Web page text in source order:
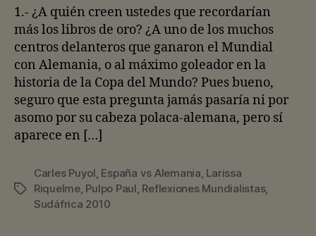
entrada
entrada
1.- ¿A quién creen ustedes que recordarían
más los libros de oro? ¿A uno de los muchos
centros delanteros que ganaron el Mundial
con Alemania, o al máximo goleador en la
historia de la Copa del Mundo? Pues bueno,
seguro que esta pregunta jamás pasaría ni por
asomo por su cabeza polaca-alemana, pero sí
aparece en […]
Etiquetas
Carles Puyol, España vs Alemania, Larissa
Riquelme, Pulpo Paul, Reflexiones Mundialistas,
Sudáfrica 2010